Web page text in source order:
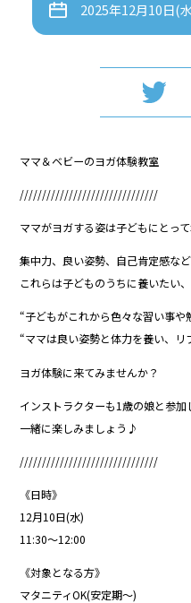
2025年12月10日(
ママ＆ベビーのヨガ体験教室
///////////////////////////////
ママがヨガする姿は子どもにとっ
集中力、良い姿勢、自己肯定感など
これらは子どものうちに養いたい
“子どもがこれから色々な習い事や
“ママは良い姿勢と体力を養い、リ
ヨガ体験に来てみませんか？
インストラクターも1歳の娘と参加
一緒に楽しみましょう♪
///////////////////////////////
《日時》
12月10日(水)
11:30〜12:00
《対象となる方》
マタニティOK(安定期〜)